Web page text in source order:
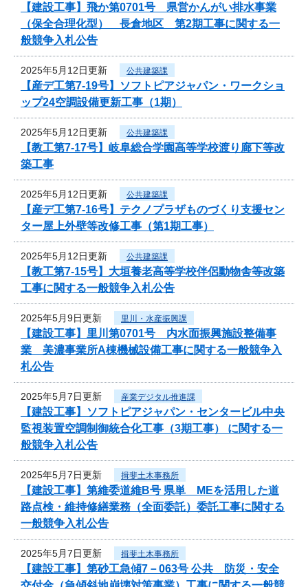
【建設工事】飛か第0701号 県営かんがい排水事業
（保全合理化型） 長倉地区 第2期工事に関する一
般競争入札公告
2025年5月12日更新 公共建築課
【産デ工第7-19号】ソフトピアジャパン・ワークショ
ップ24空調設備更新工事（1期）
2025年5月12日更新 公共建築課
【教工第7-17号】岐阜総合学園高等学校渡り廊下等改
築工事
2025年5月12日更新 公共建築課
【産デ工第7-16号】テクノプラザものづくり支援セン
ター屋上外壁等改修工事（第1期工事）
2025年5月12日更新 公共建築課
【教工第7-15号】大垣養老高等学校伴侶動物舎等改築
工事に関する一般競争入札公告
2025年5月9日更新 里川・水産振興課
【建設工事】里川第0701号 内水面振興施設整備事
業 美濃事業所A棟機械設備工事に関する一般競争入
札公告
2025年5月7日更新 産業デジタル推進課
【建設工事】ソフトピアジャパン・センタービル中央
監視装置空調制御統合化工事（3期工事） に関する一
般競争入札公告
2025年5月7日更新 揖斐土木事務所
【建設工事】第維委道維B号 県単 MEを活用した道
路点検・維持修繕業務（全面委託）委託工事に関する
一般競争入札公告
2025年5月7日更新 揖斐土木事務所
【建設工事】第砂工急傾7－063号 公共 防災・安全